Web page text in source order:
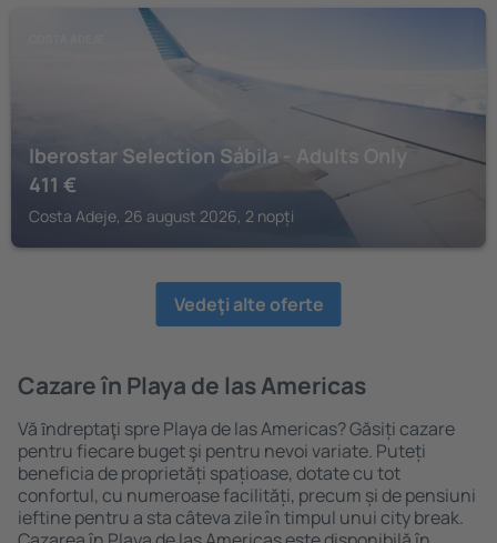
Iberostar Selection Sábila - Adults Only
411 €
Costa Adeje, 26 august 2026, 2 nopți
Vedeţi alte oferte
Cazare în Playa de las Americas
Vă ȋndreptaţi spre Playa de las Americas? Găsiți cazare
pentru fiecare buget şi pentru nevoi variate. Puteți
beneficia de proprietăți spațioase, dotate cu tot
confortul, cu numeroase facilități, precum și de pensiuni
ieftine pentru a sta câteva zile în timpul unui city break.